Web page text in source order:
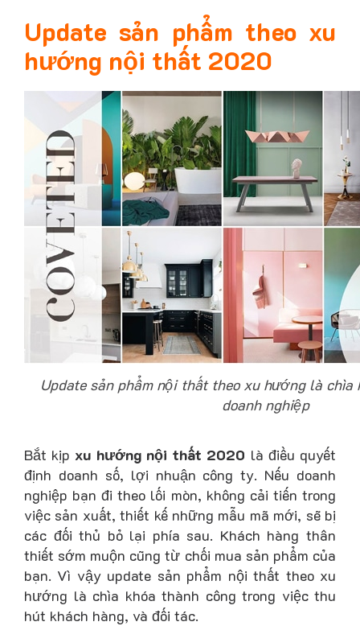
Update sản phẩm theo xu
hướng nội thất 2020
Update sản phẩm nội thất theo xu hướng là chìa
doanh nghiệp
Bắt kịp xu hướng nội thất 2020 là điều quyết
định doanh số, lợi nhuận công ty. Nếu doanh
nghiệp bạn đi theo lối mòn, không cải tiến trong
việc sản xuất, thiết kế những mẫu mã mới, sẽ bị
các đối thủ bỏ lại phía sau. Khách hàng thân
thiết sớm muộn cũng từ chối mua sản phẩm của
bạn. Vì vậy update sản phẩm nội thất theo xu
hướng là chìa khóa thành công trong việc thu
hút khách hàng, và đối tác.